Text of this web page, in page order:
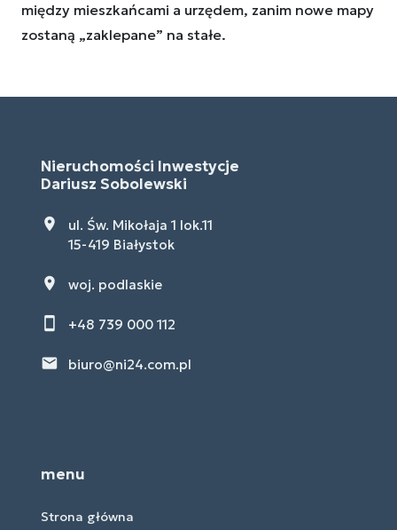
między mieszkańcami a urzędem, zanim nowe mapy
zostaną „zaklepane” na stałe.
Nieruchomości Inwestycje
Dariusz Sobolewski
ul. Św. Mikołaja 1 lok.11
15-419 Białystok
woj. podlaskie
+48 739 000 112
biuro@ni24.com.pl
menu
Strona główna